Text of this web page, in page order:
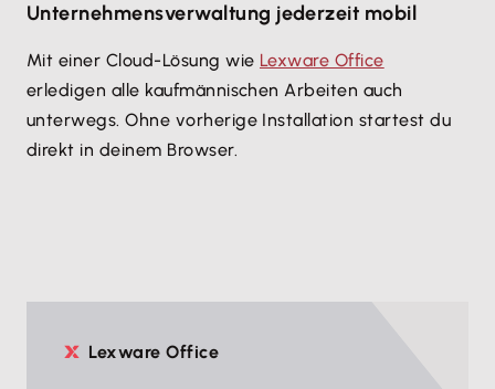
Unternehmens­verwaltung jederzeit mobil
Mit einer Cloud-Lösung wie Lexware Office
erledigen alle kaufmännischen Arbeiten auch
unterwegs. Ohne vorherige Installation startest du
direkt in deinem Browser.
Lexware Office